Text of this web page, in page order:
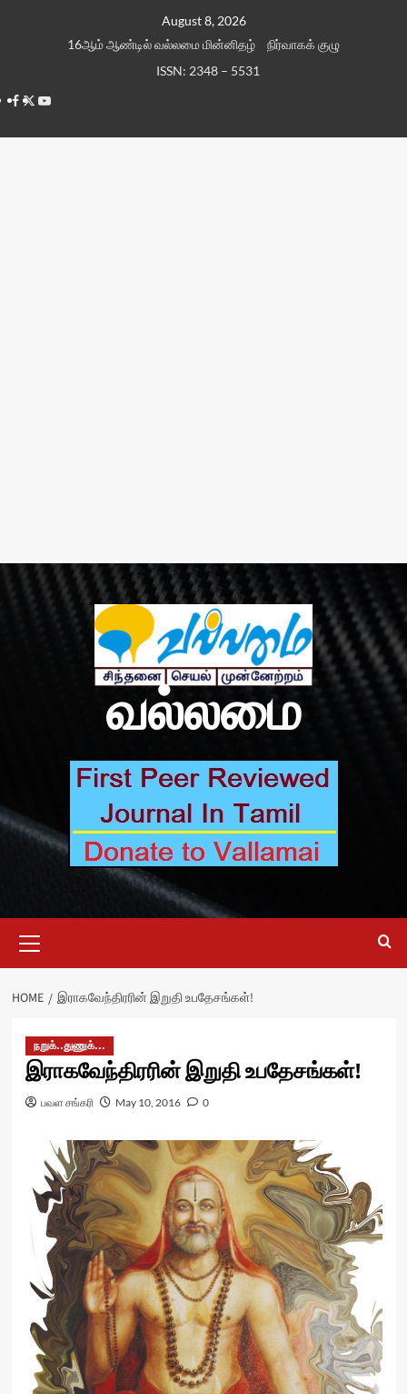
August 8, 2026
16ஆம் ஆண்டில் வல்லமை மின்னிதழ்
நிர்வாகக் குழு
ISSN: 2348 – 5531
Facebook
TwitterYoutube
வல்லமை
Menu
HOME இராகவேந்திரரின் இறுதி உபதேசங்கள்!
நறுக்..துணுக்...
இராகவேந்திரரின் இறுதி உபதேசங்கள்!
பவள சங்கரி May 10, 2016 0